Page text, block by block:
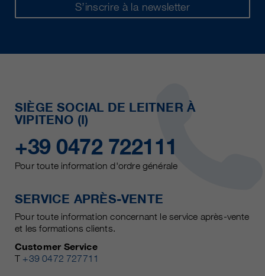
S’inscrire à la newsletter
SIÈGE SOCIAL DE LEITNER À
VIPITENO (I)
+39 0472 722111
Pour toute information d'ordre générale
SERVICE APRÈS-VENTE
Pour toute information concernant le service après-vente
et les formations clients.
Customer Service
T +39 0472 727711